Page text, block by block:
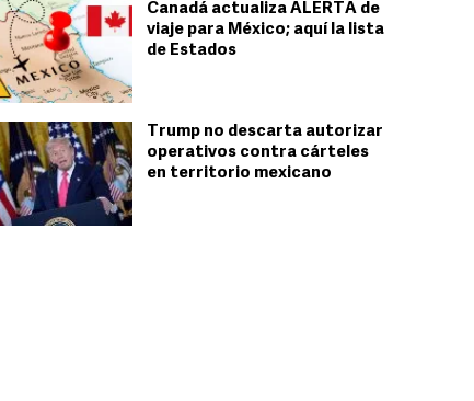
Canadá actualiza ALERTA de
viaje para México; aquí la lista
de Estados
Trump no descarta autorizar
operativos contra cárteles
en territorio mexicano